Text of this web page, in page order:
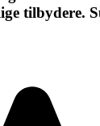
tilbydere.